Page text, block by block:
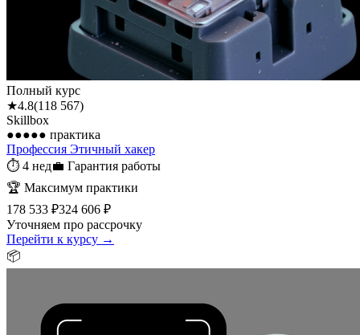
Полный курс
★4.8(118 567)
Skillbox
●●●●● практика
Профессия Этичный хакер
⏱ 4 нед💼 Гарантия работы
🏆 Максимум практики
178 533 ₽324 606 ₽
Уточняем про рассрочку
Перейти к курсу →
📦